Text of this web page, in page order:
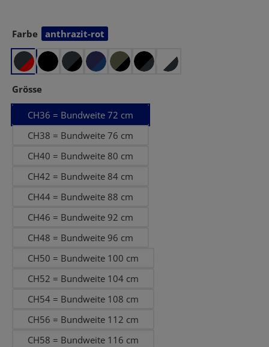
Farbe
auswählenanthrazit-rot
Grösse
CH36 = Bundweite 72 cm
CH38 = Bundweite 76 cm
CH40 = Bundweite 80 cm
CH42 = Bundweite 84 cm
CH44 = Bundweite 88 cm
CH46 = Bundweite 92 cm
CH48 = Bundweite 96 cm
CH50 = Bundweite 100 cm
CH52 = Bundweite 104 cm
CH54 = Bundweite 108 cm
CH56 = Bundweite 112 cm
CH58 = Bundweite 116 cm